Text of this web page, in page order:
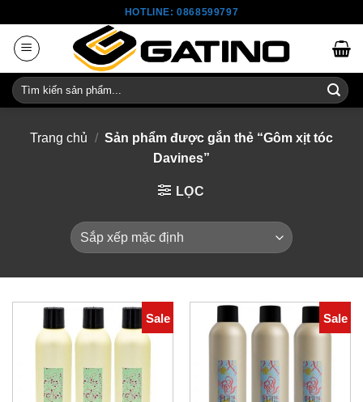
content
HOTLINE: 0868599797
Tìm
kiếm:
Trang chủ / Sản phẩm được gắn thẻ “Gôm xịt tóc
Davines”
LỌC
Sale Sale